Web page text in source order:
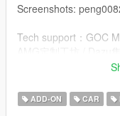
Screenshots:
Tech support：GOC
V2.0 Update log
ADD-ON CAR